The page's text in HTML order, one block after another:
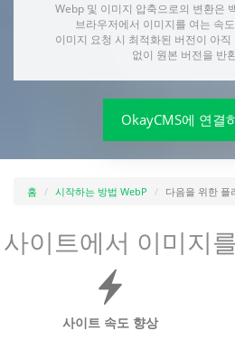
Webp 및 이미지 압축으로의 변환은
브라우저에서 이미지를 여는 속
이미지 요청 시 최적화된 버전이 아
없이 원본 버전을 반
OkayCMS에 연결
홈 시작하는 방법 WebP 다음을 위한 플
사이트에서 이미지
사이트 속도 향상